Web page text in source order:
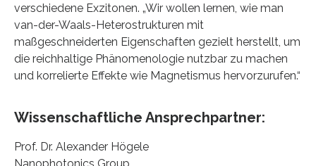
verschiedene Exzitonen. „Wir wollen lernen, wie man
van-der-Waals-Heterostrukturen mit
maßgeschneiderten Eigenschaften gezielt herstellt, um
die reichhaltige Phänomenologie nutzbar zu machen
und korrelierte Effekte wie Magnetismus hervorzurufen.“
Wissenschaftliche Ansprechpartner:
Prof. Dr. Alexander Högele